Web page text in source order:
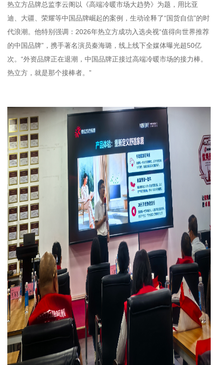
热立方品牌总监李云阁以《高端冷暖市场大趋势》为题，用比亚
迪、大疆、荣耀等中国品牌崛起的案例，生动诠释了“国货自信”的时
代浪潮。他特别强调：2026年热立方成功入选央视“值得向世界推荐
的中国品牌”，携手著名演员秦海璐，线上线下全媒体曝光超50亿
次。“外资品牌正在退潮，中国品牌正接过高端冷暖市场的接力棒。
热立方，就是那个接棒者。”